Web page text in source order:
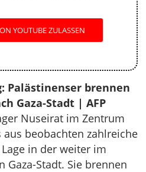
YOUTUBE ZULASSEN
Palästinenser brennen
Gaza-Stadt | AFP
Nuseirat im Zentrum
aus beobachten zahlreiche
in der weiter im
Gaza-Stadt. Sie brennen